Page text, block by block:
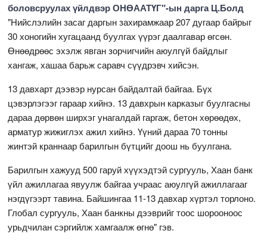
боловсруулах үйлдвэр ОНӨААТҮГ"-ын дарга Ц.Болд
"Нийслэлийн засаг даргын захирамжаар 207 дугаар байрыг
30 хоногийн хугацаанд буулгах үүрэг даалгавар өгсөн.
Өнөөдрөөс эхэлж явган зорчигчийн аюулгүй байдлыг
хангаж, хашаа барьж саравч сүүдрэвч хийсэн.
13 давхарт дээвэр нурсан байдалтай байгаа. Бүх
цэвэрлэгээг гараар хийнэ. 13 давхрын карказыг буулгасны
дараа дөрвөн ширхэг унагалдай гаргаж, бетон хөрөөдөх,
арматур жижиглэх ажил хийнэ. Үүний дараа 70 тонны
жинтэй краннаар барилгын бүтцийг доош нь буулгана.
Барилгын хажууд 500 гаруй хүүхэдтэй сургууль, Хаан банк
үйл ажиллагаа явуулж байгаа учраас аюулгүй ажиллагааг
нэгдүгээрт тавина. Байшингаа 11-13 давхар хүртэл торлоно.
Глобал сургууль, Хаан банкны дээврийг тоос шорооноос
урьдчилан сэргийлж хамгаалж өгнө" гэв.